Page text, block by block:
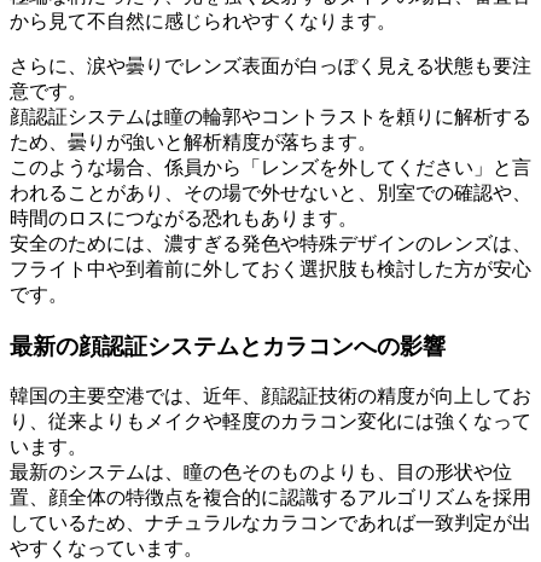
から見て不自然に感じられやすくなります。
さらに、涙や曇りでレンズ表面が白っぽく見える状態も要注
意です。
顔認証システムは瞳の輪郭やコントラストを頼りに解析する
ため、曇りが強いと解析精度が落ちます。
このような場合、係員から「レンズを外してください」と言
われることがあり、その場で外せないと、別室での確認や、
時間のロスにつながる恐れもあります。
安全のためには、濃すぎる発色や特殊デザインのレンズは、
フライト中や到着前に外しておく選択肢も検討した方が安心
です。
最新の顔認証システムとカラコンへの影響
韓国の主要空港では、近年、顔認証技術の精度が向上してお
り、従来よりもメイクや軽度のカラコン変化には強くなって
います。
最新のシステムは、瞳の色そのものよりも、目の形状や位
置、顔全体の特徴点を複合的に認識するアルゴリズムを採用
しているため、ナチュラルなカラコンであれば一致判定が出
やすくなっています。